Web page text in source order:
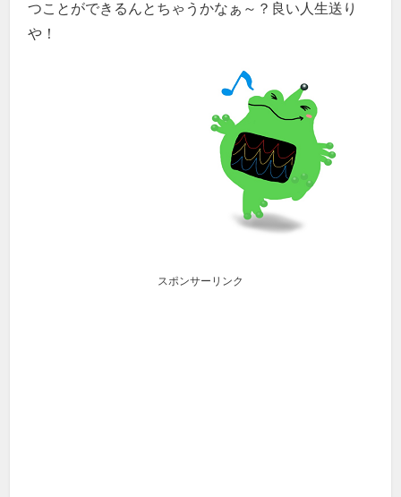
つことができるんとちゃうかなぁ～？良い人生送り
や！
スポンサーリンク